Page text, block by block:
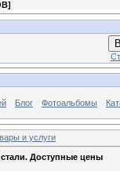
]
Блог Фотоальбомы
и услуги
Доступные цены